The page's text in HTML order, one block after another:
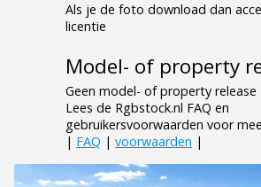
Als je de foto download dan
licentie
Model- of property
Geen model- of property release
Lees de Rgbstock.nl FAQ en
gebruikersvoorwaarden voor
| FAQ | voorwaarden |